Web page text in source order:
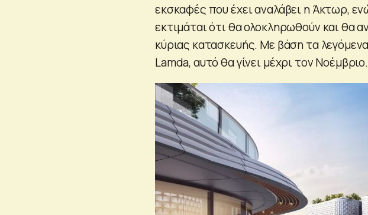
εκσκαφές που έχει αναλάβει η Άκτωρ,
εκτιμάται ότι θα ολοκληρωθούν και θα
κύριας κατασκευής. Με βάση τα
Lamda, αυτό θα γίνει μέχρι τον Νοέμβριο.